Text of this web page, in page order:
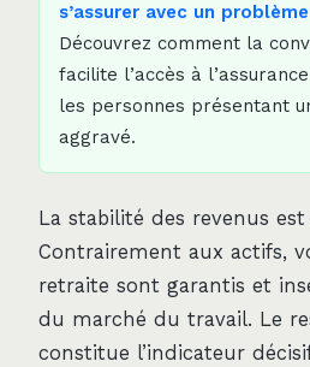
s’assurer avec un
Découvrez comment la
facilite l’accès à
les personnes présentant
aggravé.
La stabilité des revenus
Contrairement aux actifs,
retraite sont garantis et
du marché du travail. Le
constitue l’indicateur